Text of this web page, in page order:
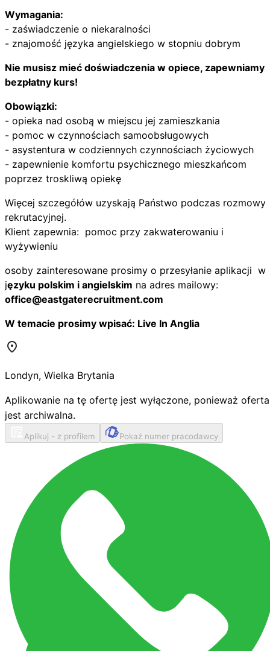
Wymagania:
- zaświadczenie o niekaralności
- znajomość języka angielskiego w stopniu dobrym
Nie musisz mieć doświadczenia w opiece, zapewniamy
bezpłatny kurs!
Obowiązki:
- opieka nad osobą w miejscu jej zamieszkania
- pomoc w czynnościach samoobsługowych
- asystentura w codziennych czynnościach życiowych
- zapewnienie komfortu psychicznego mieszkańcom
poprzez troskliwą opiekę
Więcej szczegółów uzyskają Państwo podczas rozmowy
rekrutacyjnej.
Klient zapewnia: pomoc przy zakwaterowaniu i
wyżywieniu
osoby zainteresowane prosimy o przesyłanie aplikacji w
języku polskim i angielskim na adres mailowy:
office@eastgaterecruitment.com
W temacie prosimy wpisać: Live In Anglia
Londyn, Wielka Brytania
Aplikowanie na tę ofertę jest wyłączone, ponieważ oferta
jest archiwalna.
Aplikuj - z profilem Pokaż numer pracodawcy